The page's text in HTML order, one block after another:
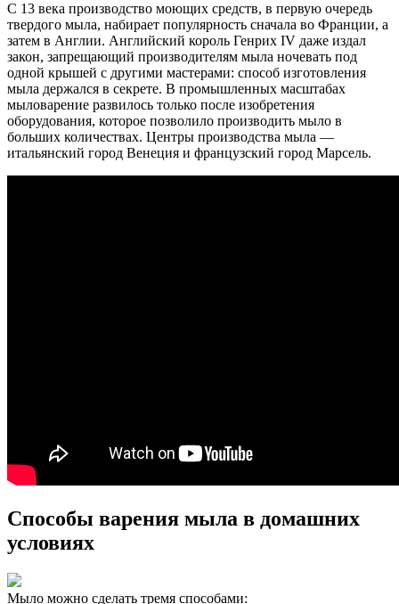
С 13 века производство моющих средств, в первую очередь
твердого мыла, набирает популярность сначала во Франции, а
затем в Англии. Английский король Генрих IV даже издал
закон, запрещающий производителям мыла ночевать под
одной крышей с другими мастерами: способ изготовления
мыла держался в секрете. В промышленных масштабах
мыловарение развилось только после изобретения
оборудования, которое позволило производить мыло в
больших количествах. Центры производства мыла —
итальянский город Венеция и французский город Марсель.
Способы варения мыла в домашних
условиях
Мыло можно сделать тремя способами: